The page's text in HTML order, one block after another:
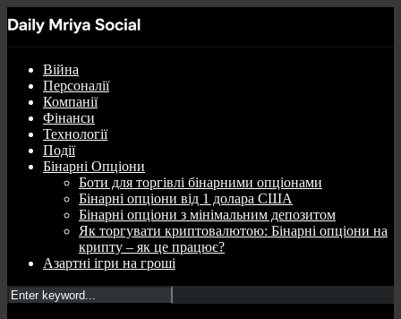
Війна
Персоналії
Компанії
Фінанси
Технології
Події
Бінарні Опціони
Боти для торгівлі бінарними опціонами
Бінарні опціони від 1 долара США
Бінарні опціони з мінімальним депозитом
Як торгувати криптовалютою: Бінарні опціони на
крипту – як це працює?
Азартні ігри на гроші